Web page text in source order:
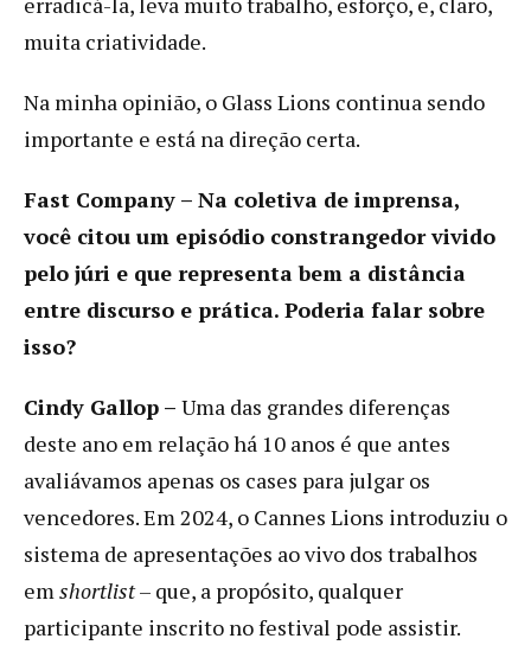
muita criatividade.
Na minha opinião, o Glass Lions continua sendo
importante e está na direção certa.
Fast Company – Na coletiva de imprensa,
você citou um episódio constrangedor vivido
pelo júri e que representa bem a distância
entre discurso e prática. Poderia falar sobre
isso?
Cindy Gallop – Uma das grandes diferenças
deste ano em relação há 10 anos é que antes
avaliávamos apenas os cases para julgar os
vencedores. Em 2024, o Cannes Lions introduziu o
sistema de apresentações ao vivo dos trabalhos
emshortlist– que, a propósito, qualquer
participante inscrito no festival pode assistir.